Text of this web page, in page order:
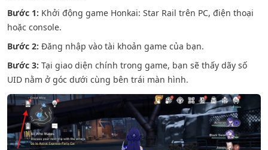
Bước 1: Khởi động game Honkai: Star Rail trên PC, điện thoại
hoặc console.
Bước 2: Đăng nhập vào tài khoản game của bạn.
Bước 3: Tại giao diện chính trong game, bạn sẽ thấy dãy số
UID nằm ở góc dưới cùng bên trái màn hình.